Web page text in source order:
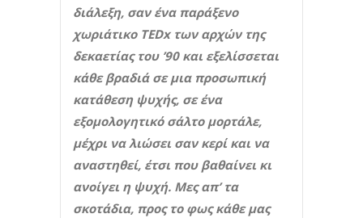
διάλεξη, σαν ένα παράξενο
χωριάτικο TEDx των αρχών της
δεκαετίας του ’90 και εξελίσσεται
κάθε βραδιά σε μια προσωπική
κατάθεση ψυχής, σε ένα
εξομολογητικό σάλτο μορτάλε,
μέχρι να λιώσει σαν κερί και να
αναστηθεί, έτσι που βαθαίνει κι
ανοίγει η ψυχή. Μες απ’ τα
σκοτάδια, προς το φως κάθε μας